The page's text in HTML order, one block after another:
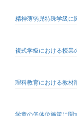
精神薄弱児特殊学級に
複式学級における授業
理科教育における教材
学童の低体位施策に関